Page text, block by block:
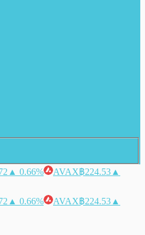
▲ 0.66% AVAX฿224.53 ▲
▲ 0.66% AVAX฿224.53 ▲